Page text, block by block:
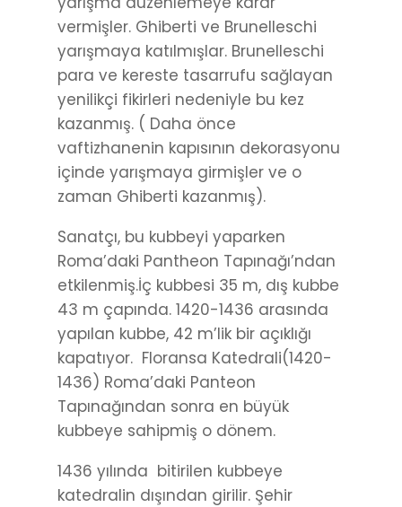
vermişler. Ghiberti ve Brunelleschi
yarışmaya katılmışlar. Brunelleschi
para ve kereste tasarrufu sağlayan
yenilikçi fikirleri nedeniyle bu kez
kazanmış. ( Daha önce
vaftizhanenin kapısının dekorasyonu
içinde yarışmaya girmişler ve o
zaman Ghiberti kazanmış).
Sanatçı, bu kubbeyi yaparken
Roma’daki Pantheon Tapınağı’ndan
etkilenmiş.İç kubbesi 35 m, dış kubbe
43 m çapında. 1420-1436 arasında
yapılan kubbe, 42 m’lik bir açıklığı
kapatıyor. Floransa Katedrali(1420-
1436) Roma’daki Panteon
Tapınağından sonra en büyük
kubbeye sahipmiş o dönem.
1436 yılında bitirilen kubbeye
katedralin dışından girilir. Şehir